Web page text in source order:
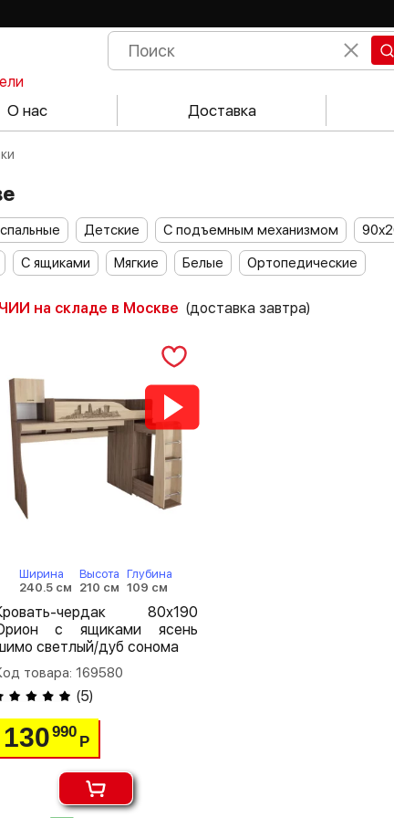
О нас Доставка
Детские С подъемным механизмом
С ящиками Мягкие Белые Ортопедические
на складе в Москве (доставка завтра)
Ширина
240.5 см
Высота
210 см
Глубина
109 см
чердак 80х190
с ящиками ясень
светлый/дуб сонома
товара: 169580
(5)
130990
Р